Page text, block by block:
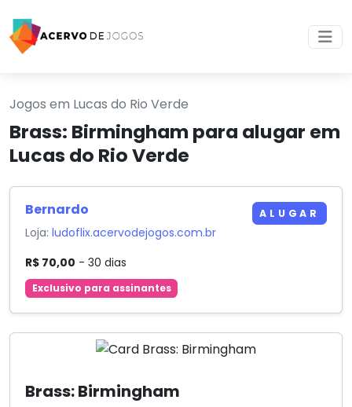
Jogos em Lucas do Rio Verde
Brass: Birmingham para alugar em
Lucas do Rio Verde
Brass: Birmingham
Bernardo
Loja:ludoflix.acervodejogos.com.br
R$ 70,00 - 30 dias
Exclusivo para assinantes
ALUGAR